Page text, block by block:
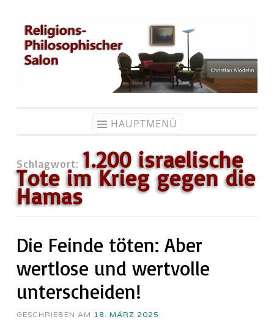
Zum
Inhalt
springen
HAUPTMENÜ
Schlagwort: 1.200 israelische
Tote im Krieg gegen die
Hamas
Die Feinde töten: Aber
wertlose und wertvolle
unterscheiden!
GESCHRIEBEN AM 18. MÄRZ 2025